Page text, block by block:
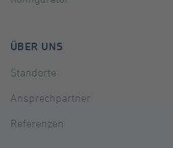
ÜBER UNS
Standorte
Ansprechpartner
Referenzen